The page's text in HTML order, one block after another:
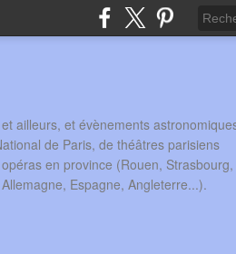
ailleurs, et évènements
de Paris, de théâtres parisiens
en province (Rouen, Strasbourg,
Espagne, Angleterre...).